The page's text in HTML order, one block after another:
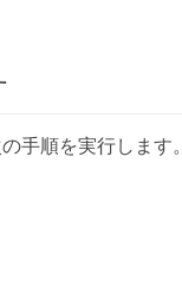
手順を実行します。